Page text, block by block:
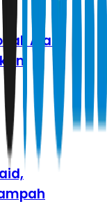
Ajak